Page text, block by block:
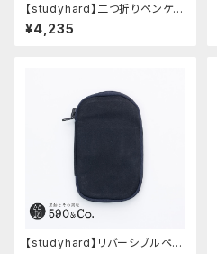
【studyhard】二つ折りペンケー
ス ミニマムコンパクトサイズ
(アクアブルー)
¥4,235
【studyhard】リバーシブルペン